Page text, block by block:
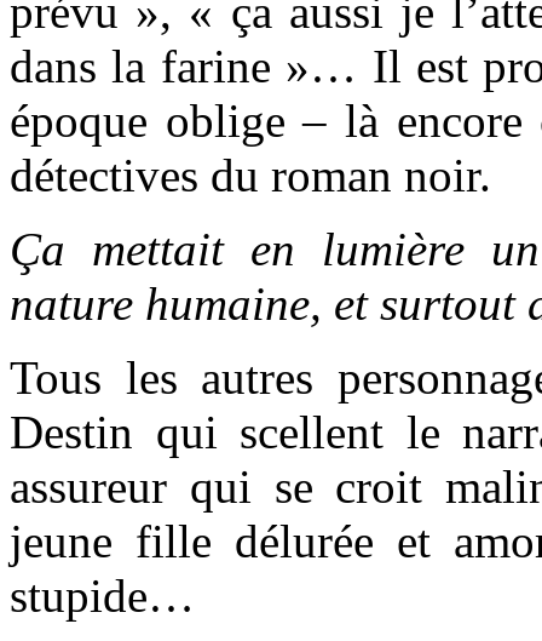
prévu », « ça aussi je
dans la farine »… Il est
époque oblige – là encore
détectives du roman noir.
Ça mettait en lumière
nature humaine, et surtout
Tous les autres
Destin qui scellent le
assureur qui se croit
jeune fille délurée et
stupide…